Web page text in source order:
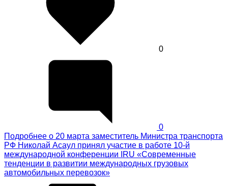
0
0
Подробнее о 20 марта заместитель Министра транспорта
РФ Николай Асаул принял участие в работе 10-й
международной конференции IRU «Современные
тенденции в развитии международных грузовых
автомобильных перевозок»